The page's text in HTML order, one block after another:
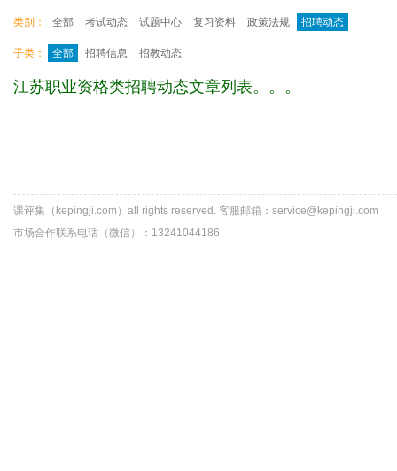
类别： 全部 考试动态 试题中心 复习资料 政策法规 招聘动态
子类： 全部 招聘信息 招教动态
江苏职业资格类招聘动态文章列表。。。
课评集（kepingji.com）all rights reserved. 客服邮箱：service@kepingji.com
市场合作联系电话（微信）：13241044186